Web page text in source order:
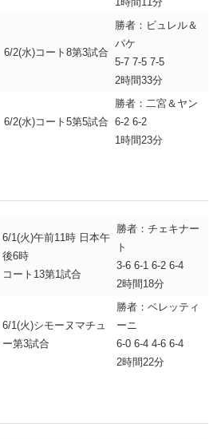
6/2(水)コート8第3試合
勝者：ビュレル＆
パケ
5-7 7-5 7-5
2時間33分
6/2(水)コート5第5試合
勝者：二宮＆ヤン
6-2 6-2
1時間23分
6/1(火)午前11時 日本午
後6時
コート13第1試合
勝者：チェキナー
ト
3-6 6-1 6-2 6-4
2時間18分
6/1(火)シモーヌマチュ
ー第3試合
勝者：ベレッティ
ーニ
6-0 6-4 4-6 6-4
2時間22分